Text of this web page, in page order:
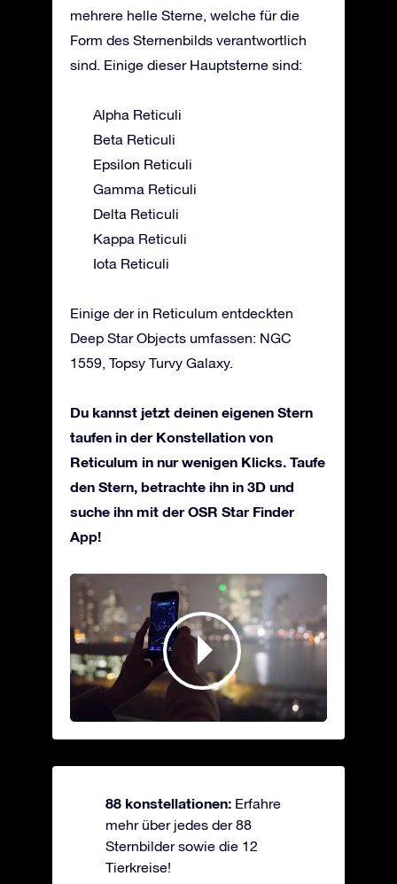
mehrere helle Sterne, welche für die
Form des Sternenbilds verantwortlich
sind. Einige dieser Hauptsterne sind:
Alpha Reticuli
Beta Reticuli
Epsilon Reticuli
Gamma Reticuli
Delta Reticuli
Kappa Reticuli
Iota Reticuli
Einige der in Reticulum entdeckten
Deep Star Objects umfassen: NGC
1559, Topsy Turvy Galaxy.
Du kannst jetzt deinen eigenen Stern
taufen in der Konstellation von
Reticulum in nur wenigen Klicks. Taufe
den Stern, betrachte ihn in 3D und
suche ihn mit der OSR Star Finder
App!
88 konstellationen: Erfahre
mehr über jedes der 88
Sternbilder sowie die 12
Tierkreise!